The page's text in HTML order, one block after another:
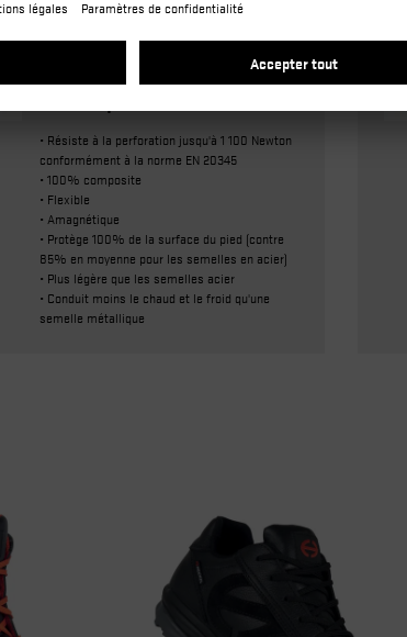
Semelle anti-perforation non
• Résiste à la perforation jusqu'à 1 100 Newton
conformément à la norme EN 20345
• 100% composite
• Flexible
• Amagnétique
• Protège 100% de la surface du pied (contre
85% en moyenne pour les semelles en acier)
• Plus légère que les semelles acier
• Conduit moins le chaud et le froid qu'une
semelle métallique